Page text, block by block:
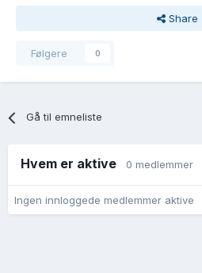
Share
Følgere 0
Gå til emneliste
Hvem er aktive 0 medlemmer
Ingen innloggede medlemmer aktive